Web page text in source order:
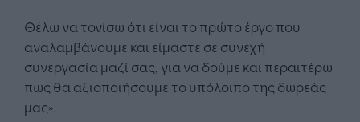
Θέλω να τονίσω ότι είναι το πρώτο έργο που
αναλαμβάνουμε και είμαστε σε συνεχή
συνεργασία μαζί σας, για να δούμε και περαιτέρω
πως θα αξιοποιήσουμε το υπόλοιπο της δωρεάς
μας».